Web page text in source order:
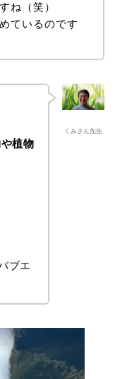
ね（笑）
ているのです
くみさん先生
植物
ブエ